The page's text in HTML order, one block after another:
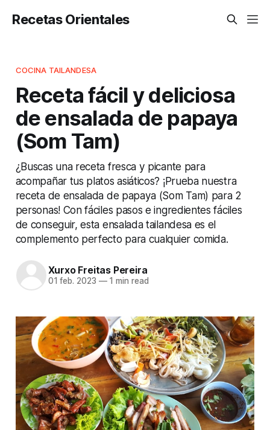
Recetas Orientales
COCINA TAILANDESA
Receta fácil y deliciosa
de ensalada de papaya
(Som Tam)
¿Buscas una receta fresca y picante para
acompañar tus platos asiáticos? ¡Prueba nuestra
receta de ensalada de papaya (Som Tam) para 2
personas! Con fáciles pasos e ingredientes fáciles
de conseguir, esta ensalada tailandesa es el
complemento perfecto para cualquier comida.
Xurxo Freitas Pereira
01 feb. 2023 —1 min read